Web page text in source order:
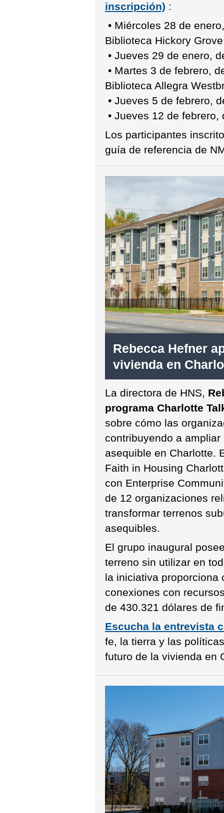
inscripción) :
• Miércoles 28 de
Biblioteca Hickory
• Jueves 29 de enero,
• Martes 3 de febrero,
Biblioteca Allegra
• Jueves 5 de febrero,
• Jueves 12 de
Los participantes
guía de referencia de
Rebecca Hefner
vivienda en
La directora de HNS,
programa Charlotte
sobre cómo las
contribuyendo a
asequible en Charlotte.
Faith in Housing
con Enterprise
de 12 organizaciones
transformar terrenos
asequibles.
El grupo inaugural
terreno sin utilizar en
la iniciativa proporciona
conexiones con
de 430.321 dólares de
Escucha la entrevista
fe, la tierra y las
futuro de la vivienda en